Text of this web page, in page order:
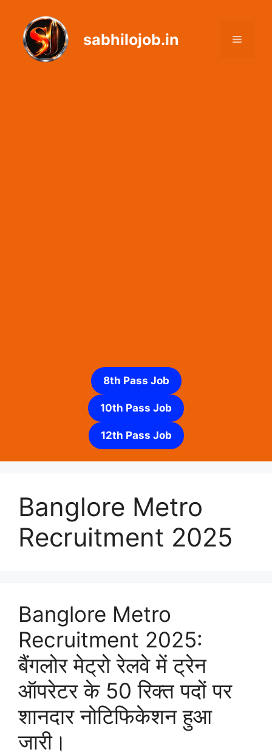
content
sabhilojob.in Menu
8th Pass Job
10th Pass Job
12th Pass Job
Banglore Metro
Recruitment 2025
Banglore Metro
Recruitment 2025:
बैंगलोर मेट्रो रेलवे में ट्रेन
ऑपरेटर के 50 रिक्त पदों पर
शानदार नोटिफिकेशन हुआ
जारी।